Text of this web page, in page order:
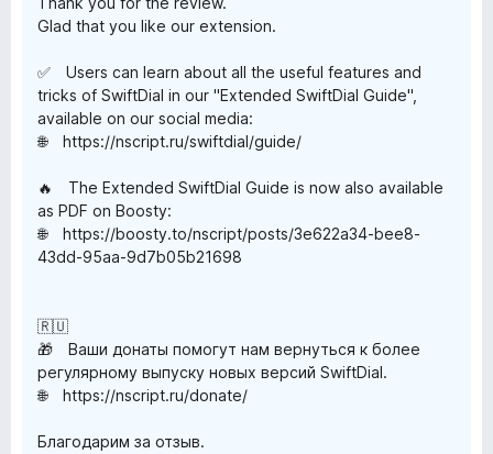
Glad that you like our extension.
✅ Users can learn about all the useful features and
tricks of SwiftDial in our "Extended SwiftDial Guide",
available on our social media:
🌐 https://nscript.ru/swiftdial/guide/
🔥 The Extended SwiftDial Guide is now also available
as PDF on Boosty:
🌐 https://boosty.to/nscript/posts/3e622a34-bee8-
43dd-95aa-9d7b05b21698
🇷🇺
🎁 Ваши донаты помогут нам вернуться к более
регулярному выпуску новых версий SwiftDial.
🌐 https://nscript.ru/donate/
Благодарим за отзыв.